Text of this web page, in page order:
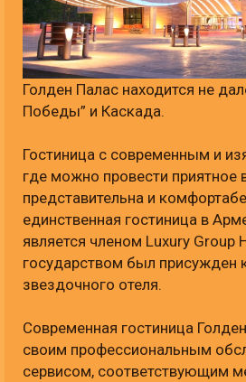
Голден Палас находится не
Победы” и Каскада.
Гостиница с современным и
где можно провести приятное
представительна и
единственная гостиница в
является членом Luxury Group
государством был присужден
звездочного отеля.
Современная гостиница
своим профессиональным
сервисом, соответствующим